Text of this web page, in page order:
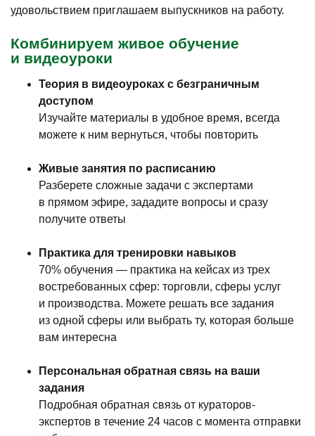
удовольствием приглашаем выпускников на работу.
Комбинируем живое обучение
и видеоуроки
Теория в видеоуроках с безграничным
доступом
Изучайте материалы в удобное время, всегда
можете к ним вернуться, чтобы повторить
Живые занятия по расписанию
Разберете сложные задачи с экспертами
в прямом эфире, зададите вопросы и сразу
получите ответы
Практика для тренировки навыков
70% обучения — практика на кейсах из трех
востребованных сфер: торговли, сферы услуг
и производства. Можете решать все задания
из одной сферы или выбрать ту, которая больше
вам интересна
Персональная обратная связь на ваши
задания
Подробная обратная связь от кураторов-
экспертов в течение 24 часов с момента отправки